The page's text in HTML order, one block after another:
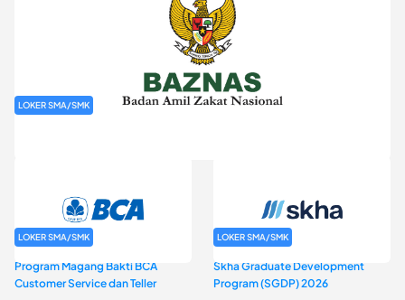
LOKER SMA/SMK
LOKER SMA/SMK
Program Magang Bakti BCA
Customer Service dan Teller
LOKER SMA/SMK
Skha Graduate Development
Program (SGDP) 2026